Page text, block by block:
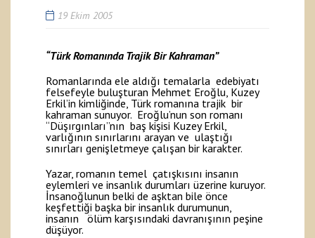
19 Ekim 2005
“Türk Romanında Trajik Bir Kahraman”
Romanlarında ele aldığı temalarla edebiyatı
felsefeyle buluşturan Mehmet Eroğlu, Kuzey
Erkil’in kimliğinde, Türk romanına trajik bir
kahraman sunuyor. Eroğlu’nun son romanı
“Düşırgınları”nın baş kişisi Kuzey Erkil,
varlığının sınırlarını arayan ve ulaştığı
sınırları genişletmeye çalışan bir karakter.
Yazar, romanın temel çatışkısını insanın
eylemleri ve insanlık durumları üzerine kuruyor.
İnsanoğlunun belki de aşktan bile önce
keşfettiği başka bir insanlık durumunun,
insanın ölüm karşısındaki davranışının peşine
düşüyor.